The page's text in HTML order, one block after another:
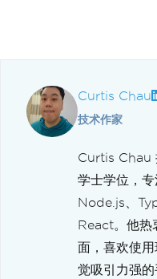
Curtis Chau
技术作家
Curtis Chau
学士学位，
Node.js、
React。他热
面，喜欢使
觉吸引力强的